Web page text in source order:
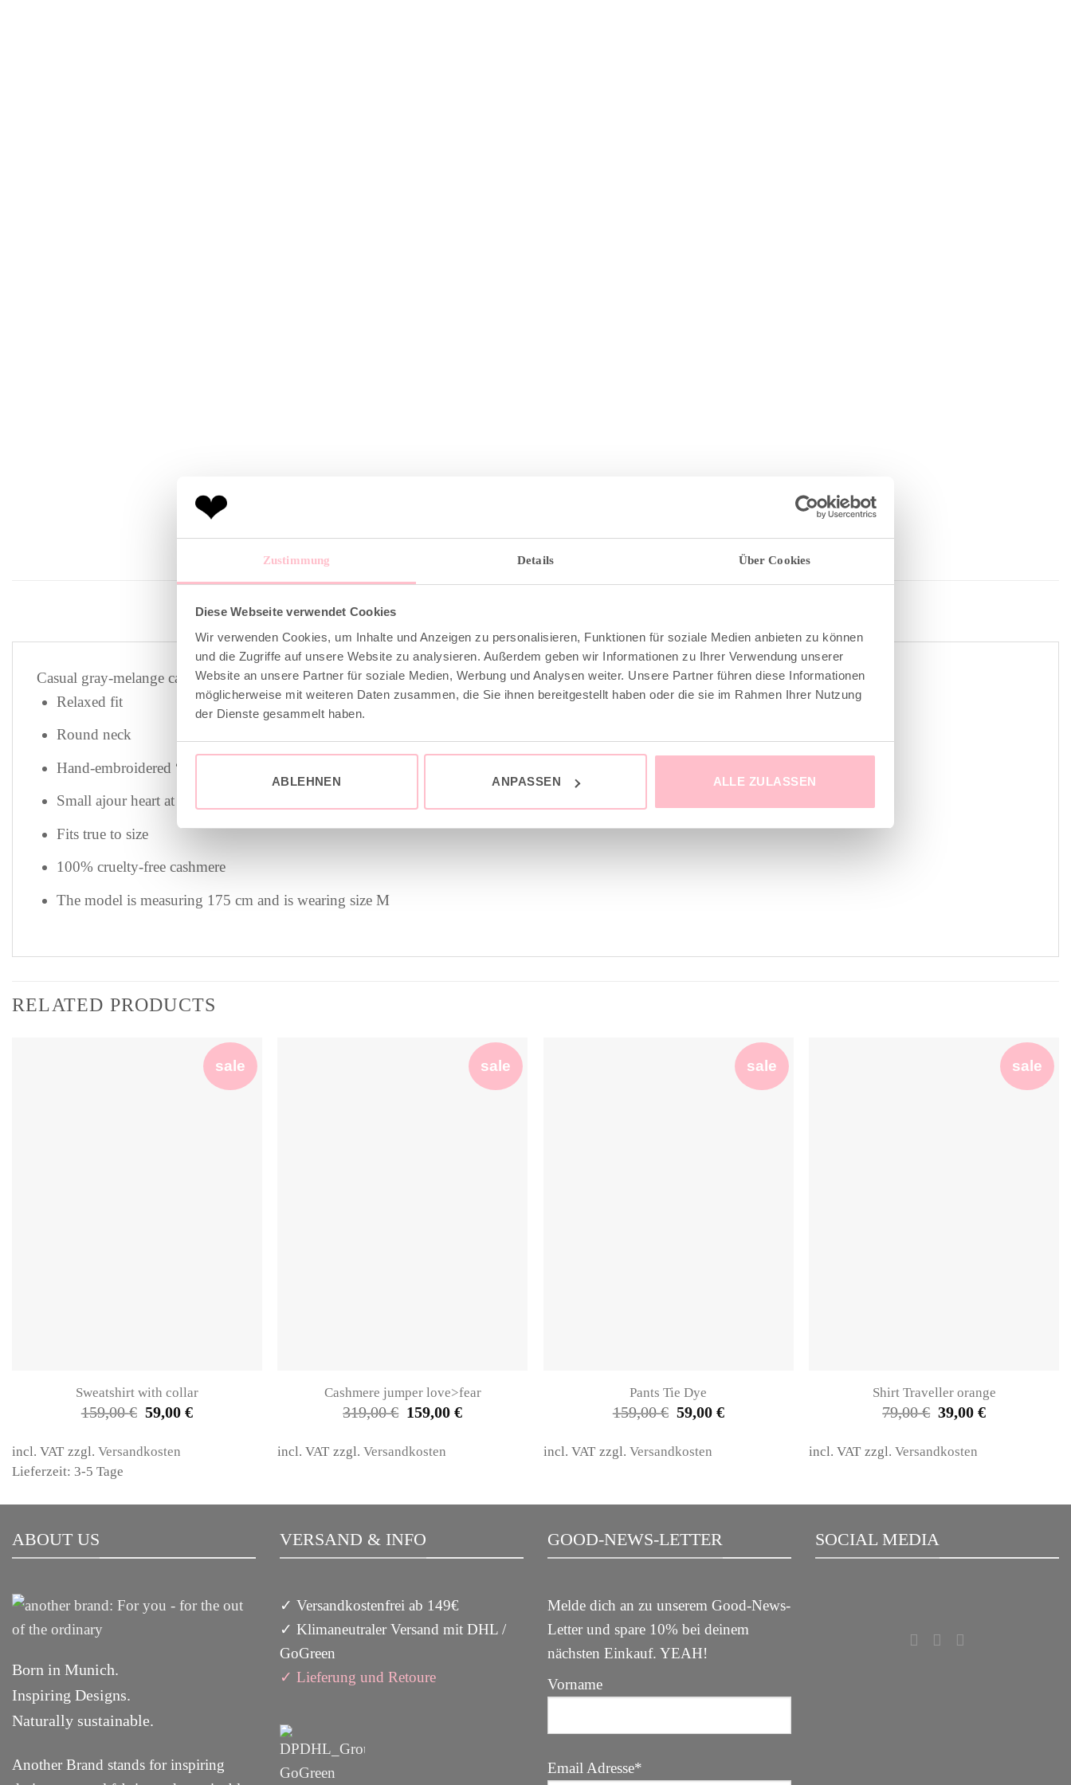
Zustimmung Details Über Cookies
Diese Webseite verwendet Cookies
Wir verwenden Cookies, um Inhalte und Anzeigen zu personalisieren, Funktionen für soziale Medien anbieten zu können
und die Zugriffe auf unsere Website zu analysieren. Außerdem geben wir Informationen zu Ihrer Verwendung unserer
Website an unsere Partner für soziale Medien, Werbung und Analysen weiter. Unsere Partner führen diese Informationen
möglicherweise mit weiteren Daten zusammen, die Sie ihnen bereitgestellt haben oder die sie im Rahmen Ihrer Nutzung
der Dienste gesammelt haben.
ABLEHNEN ANPASSEN ALLE ZULASSEN
Casual gray-melange cashmere sweater with hand-embroidered “be happy” lettering
Relaxed fit
Round neck
Hand-embroidered “be happy” in pink on the front
Small ajour heart at the back of the neck
Fits true to size
100% cruelty-free cashmere
The model is measuring 175 cm and is wearing size M
RELATED PRODUCTS
sale
Sweatshirt with collar
159,00€ Original
price
159,00 €.
59,00 €Current
incl. VAT zzgl. Versandkosten
Lieferzeit: 3-5 Tage
sale
Cashmere jumper love>fear
319,00€ Original
price
319,00 €.
159,00€Current
incl. VAT zzgl.Versandkosten
sale
Pants Tie Dye
159,00€ Original
price
159,00 €.
59,00 €Current
incl. VAT zzgl. Versandkosten
sale
Shirt Traveller orange
79,00€ Original
price
79,00 €.
39,00€Current
incl. VAT zzgl.Versandkosten
ABOUT US
Born in Munich.
Inspiring Designs.
Naturally sustainable.
Another Brand stands for inspiring
VERSAND & INFO
✓ Versandkostenfrei ab 149€
✓ Klimaneutraler Versand mit DHL /
GoGreen
✓ Lieferung und Retoure
GOOD-NEWS-LETTER
Melde dich an zu unserem Good-News-
Letter und spare 10% bei deinem
nächsten Einkauf. YEAH!
Vorname
Email Adresse*
SOCIAL MEDIA